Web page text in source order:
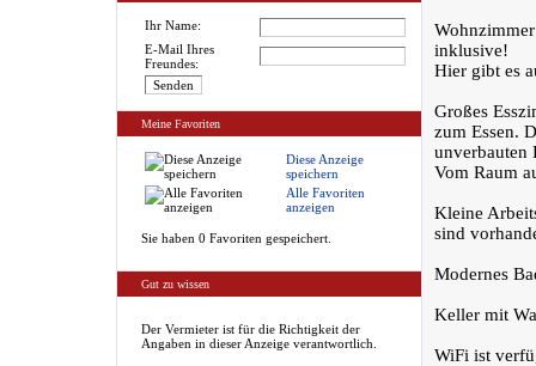
Ihr Name:
E-Mail Ihres
Freundes:
Meine Favoriten
Diese Anzeige
speichern
Alle Favoriten
anzeigen
Sie haben 0 Favoriten gespeichert.
Gut zu wissen
Der Vermieter ist für die Richtigkeit der
Angaben in dieser Anzeige verantwortlich.
inklusive!
Hier gibt es
Großes
zum Essen.
unverbauten
Vom Raum
Kleine
sind
Modernes
Keller mit
WiFi ist